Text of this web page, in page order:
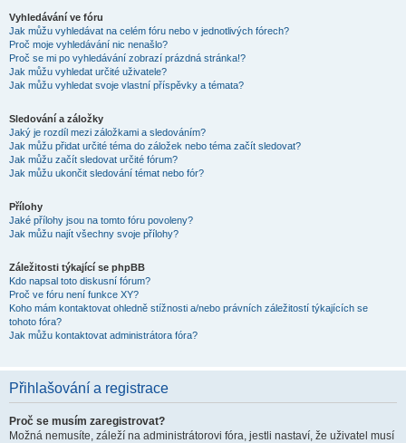
Vyhledávání ve fóru
Jak můžu vyhledávat na celém fóru nebo v jednotlivých fórech?
Proč moje vyhledávání nic nenašlo?
Proč se mi po vyhledávání zobrazí prázdná stránka!?
Jak můžu vyhledat určité uživatele?
Jak můžu vyhledat svoje vlastní příspěvky a témata?
Sledování a záložky
Jaký je rozdíl mezi záložkami a sledováním?
Jak můžu přidat určité téma do záložek nebo téma začít sledovat?
Jak můžu začít sledovat určité fórum?
Jak můžu ukončit sledování témat nebo fór?
Přílohy
Jaké přílohy jsou na tomto fóru povoleny?
Jak můžu najít všechny svoje přílohy?
Záležitosti týkající se phpBB
Kdo napsal toto diskusní fórum?
Proč ve fóru není funkce XY?
Koho mám kontaktovat ohledně stížnosti a/nebo právních záležitostí týkajících se
tohoto fóra?
Jak můžu kontaktovat administrátora fóra?
Přihlašování a registrace
Proč se musím zaregistrovat?
Možná nemusíte, záleží na administrátorovi fóra, jestli nastaví, že uživatel musí